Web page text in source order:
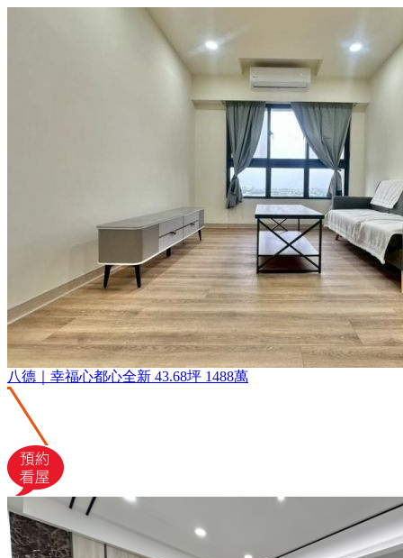
八德｜幸福心都心全新 43.68坪 1488萬